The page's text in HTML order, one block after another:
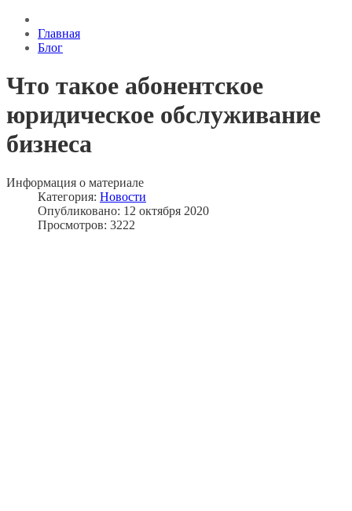
Главная
Блог
Что такое абонентское
юридическое обслуживание
бизнеса
Информация о материале
Категория: Новости
Опубликовано: 12 октября 2020
Просмотров: 3222